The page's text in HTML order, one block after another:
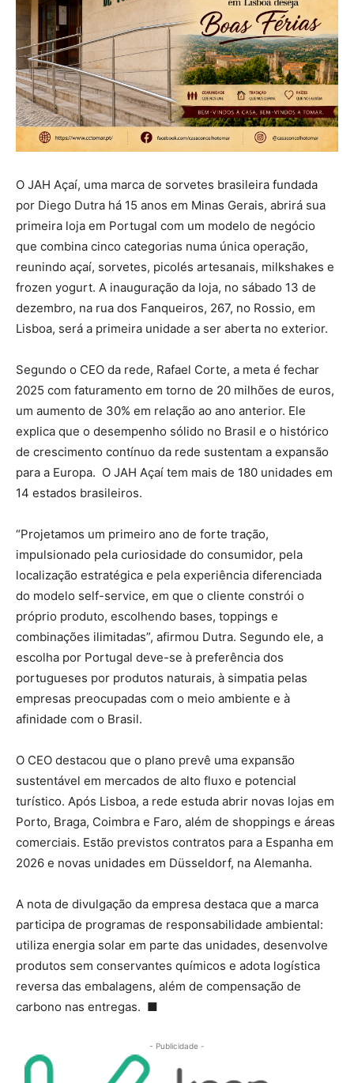
O JAH Açaí, uma marca de sorvetes brasileira fundada
por Diego Dutra há 15 anos em Minas Gerais, abrirá sua
primeira loja em Portugal com um modelo de negócio
que combina cinco categorias numa única operação,
reunindo açaí, sorvetes, picolés artesanais, milkshakes e
frozen yogurt. A inauguração da loja, no sábado 13 de
dezembro, na rua dos Fanqueiros, 267, no Rossio, em
Lisboa, será a primeira unidade a ser aberta no exterior.
Segundo o CEO da rede, Rafael Corte, a meta é fechar
2025 com faturamento em torno de 20 milhões de euros,
um aumento de 30% em relação ao ano anterior. Ele
explica que o desempenho sólido no Brasil e o histórico
de crescimento contínuo da rede sustentam a expansão
para a Europa. O JAH Açaí tem mais de 180 unidades em
14 estados brasileiros.
“Projetamos um primeiro ano de forte tração,
impulsionado pela curiosidade do consumidor, pela
localização estratégica e pela experiência diferenciada
do modelo self-service, em que o cliente constrói o
próprio produto, escolhendo bases, toppings e
combinações ilimitadas”, afirmou Dutra. Segundo ele, a
escolha por Portugal deve-se à preferência dos
portugueses por produtos naturais, à simpatia pelas
empresas preocupadas com o meio ambiente e à
afinidade com o Brasil.
O CEO destacou que o plano prevê uma expansão
sustentável em mercados de alto fluxo e potencial
turístico. Após Lisboa, a rede estuda abrir novas lojas em
Porto, Braga, Coimbra e Faro, além de shoppings e áreas
comerciais. Estão previstos contratos para a Espanha em
2026 e novas unidades em Düsseldorf, na Alemanha.
A nota de divulgação da empresa destaca que a marca
participa de programas de responsabilidade ambiental:
utiliza energia solar em parte das unidades, desenvolve
produtos sem conservantes químicos e adota logística
reversa das embalagens, além de compensação de
carbono nas entregas. ■
- Publicidade -